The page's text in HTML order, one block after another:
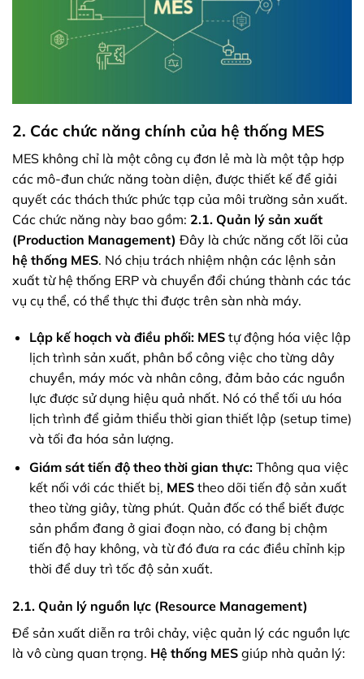
2. Các chức năng chính của hệ thống MES
MES không chỉ là một công cụ đơn lẻ mà là một tập hợp
các mô-đun chức năng toàn diện, được thiết kế để giải
quyết các thách thức phức tạp của môi trường sản xuất.
Các chức năng này bao gồm: 2.1. Quản lý sản xuất
(Production Management) Đây là chức năng cốt lõi của
hệ thống MES. Nó chịu trách nhiệm nhận các lệnh sản
xuất từ hệ thống ERP và chuyển đổi chúng thành các tác
vụ cụ thể, có thể thực thi được trên sàn nhà máy.
Lập kế hoạch và điều phối: MEStự động hóa việc lập
lịch trình sản xuất, phân bổ công việc cho từng dây
chuyền, máy móc và nhân công, đảm bảo các nguồn
lực được sử dụng hiệu quả nhất. Nó có thể tối ưu hóa
lịch trình để giảm thiểu thời gian thiết lập (setup time)
và tối đa hóa sản lượng.
Giám sát tiến độ theo thời gian thực:Thông qua việc
kết nối với các thiết bị, MEStheo dõi tiến độ sản xuất
theo từng giây, từng phút. Quản đốc có thể biết được
sản phẩm đang ở giai đoạn nào, có đang bị chậm
tiến độ hay không, và từ đó đưa ra các điều chỉnh kịp
thời để duy trì tốc độ sản xuất.
2.1. Quản lý nguồn lực (Resource Management)
Để sản xuất diễn ra trôi chảy, việc quản lý các nguồn lực
là vô cùng quan trọng. Hệ thống MES giúp nhà quản lý: